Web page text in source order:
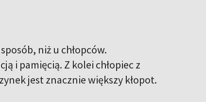
niż u chłopców.
i pamięcią. Z kolei chłopiec z
jest znacznie większy kłopot.